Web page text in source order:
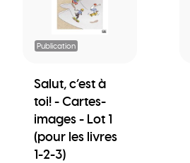
Publication
Salut, c’est à
toi! - Cartes-
images - Lot 1
(pour les livres
1-2-3)